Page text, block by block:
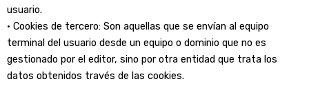
usuario.
• Cookies de tercero: Son aquellas que se envían al equipo
terminal del usuario desde un equipo o dominio que no es
gestionado por el editor, sino por otra entidad que trata los
datos obtenidos través de las cookies.